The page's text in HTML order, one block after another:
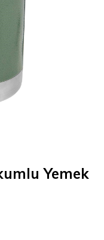
Yemek